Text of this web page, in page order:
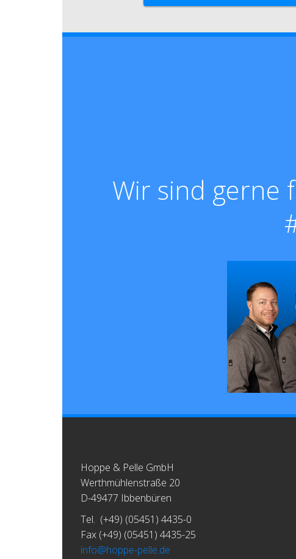
Wir sind gerne
Hoppe & Pelle GmbH
Werthmühlenstraße 20
D-49477 Ibbenbüren
Tel. (+49) (05451) 4435-0
Fax (+49) (05451) 4435-25
info@hoppe-pelle.de